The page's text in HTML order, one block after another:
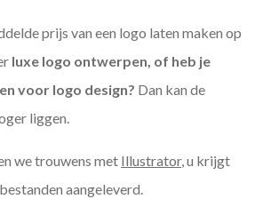
prijs van een logo laten maken op
luxe logo ontwerpen, of heb je
voor logo design? Dan kan de
liggen.
we trouwens met Illustrator, u krijgt
aangeleverd.